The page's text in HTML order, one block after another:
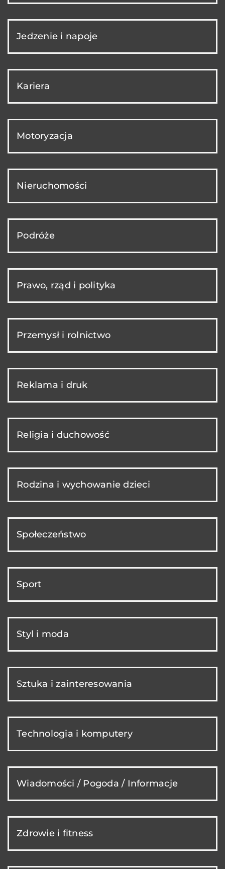
Jedzenie i napoje
Kariera
Motoryzacja
Nieruchomości
Podróże
Prawo, rząd i polityka
Przemysł i rolnictwo
Reklama i druk
Religia i duchowość
Rodzina i wychowanie dzieci
Społeczeństwo
Sport
Styl i moda
Sztuka i zainteresowania
Technologia i komputery
Wiadomości / Pogoda / Informacje
Zdrowie i fitness